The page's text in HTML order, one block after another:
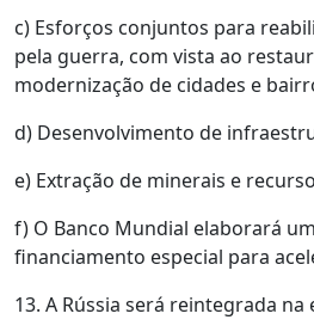
c) Esforços conjuntos para
pela guerra, com vista ao
modernização de cidades e
d) Desenvolvimento de
e) Extração de minerais e
f) O Banco Mundial elaborará
financiamento especial para
13. A Rússia será reintegrada